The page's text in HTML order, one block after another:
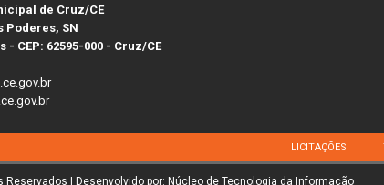
de Cruz/CE
Poderes, SN
- CEP: 62595-000 - Cruz/CE
LICITAÇÕES
Reservados | Desenvolvido por: Núcleo de Tecnologia da Informação